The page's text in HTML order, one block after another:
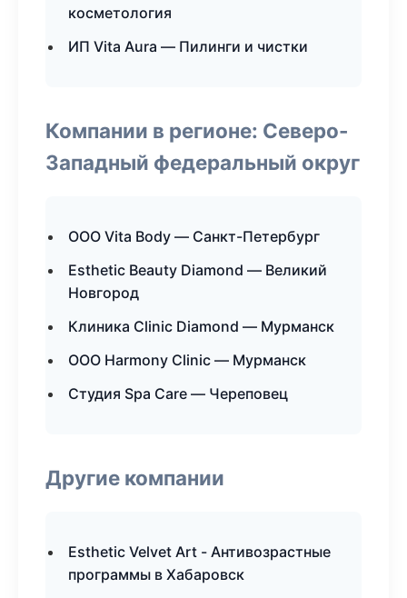
косметология
ИП Vita Aura — Пилинги и чистки
Компании в регионе: Северо-
Западный федеральный округ
ООО Vita Body — Санкт-Петербург
Esthetic Beauty Diamond — Великий
Новгород
Клиника Clinic Diamond — Мурманск
ООО Harmony Clinic — Мурманск
Студия Spa Care — Череповец
Другие компании
Esthetic Velvet Art - Антивозрастные
программы в Хабаровск